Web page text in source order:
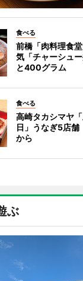
食べる
前橋「肉料理食
気「チャーシュ
と400グラム
食べる
高崎タカシマヤ
日」うなぎ5店
から
ぶ